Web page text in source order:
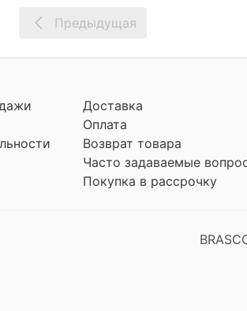
Предыдущая
Доставка
Оплата
Возврат товара
Часто задаваемые
Покупка в рассрочку